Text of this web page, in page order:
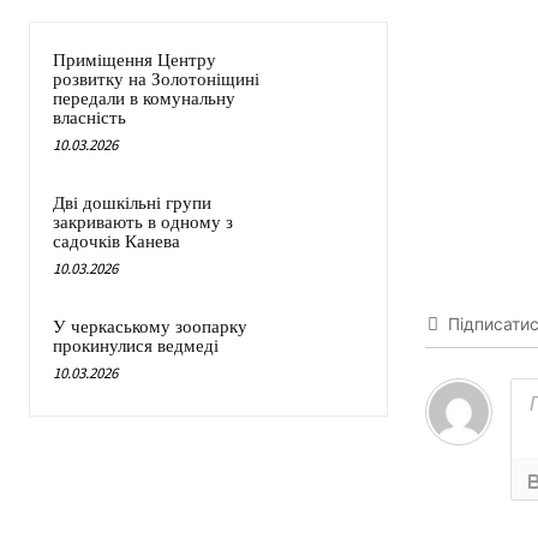
Приміщення Центру
розвитку на Золотоніщині
передали в комунальну
власність
10.03.2026
Дві дошкільні групи
закривають в одному з
садочків Канева
10.03.2026
У черкаському зоопарку
прокинулися ведмеді
10.03.2026